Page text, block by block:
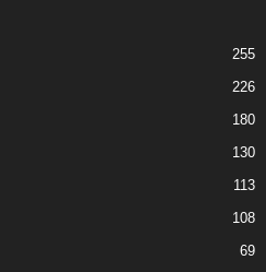
255
226
180
130
113
108
69